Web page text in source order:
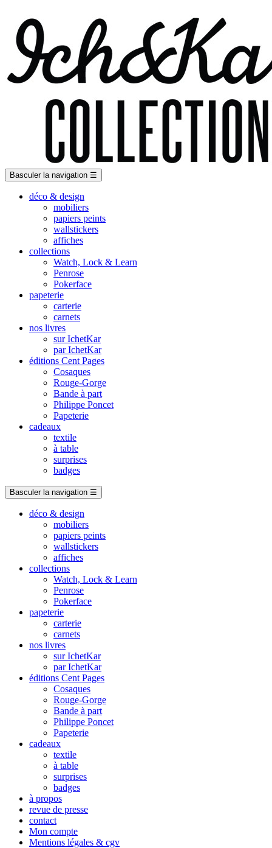
Basculer la navigation ☰
déco & design
mobiliers
papiers peints
wallstickers
affiches
collections
Watch, Lock & Learn
Penrose
Pokerface
papeterie
carterie
carnets
nos livres
sur IchetKar
par IchetKar
éditions Cent Pages
Cosaques
Rouge-Gorge
Bande à part
Philippe Poncet
Papeterie
cadeaux
textile
à table
surprises
badges
Basculer la navigation ☰
déco & design
mobiliers
papiers peints
wallstickers
affiches
collections
Watch, Lock & Learn
Penrose
Pokerface
papeterie
carterie
carnets
nos livres
sur IchetKar
par IchetKar
éditions Cent Pages
Cosaques
Rouge-Gorge
Bande à part
Philippe Poncet
Papeterie
cadeaux
textile
à table
surprises
badges
à propos
revue de presse
contact
Mon compte
Mentions légales & cgv